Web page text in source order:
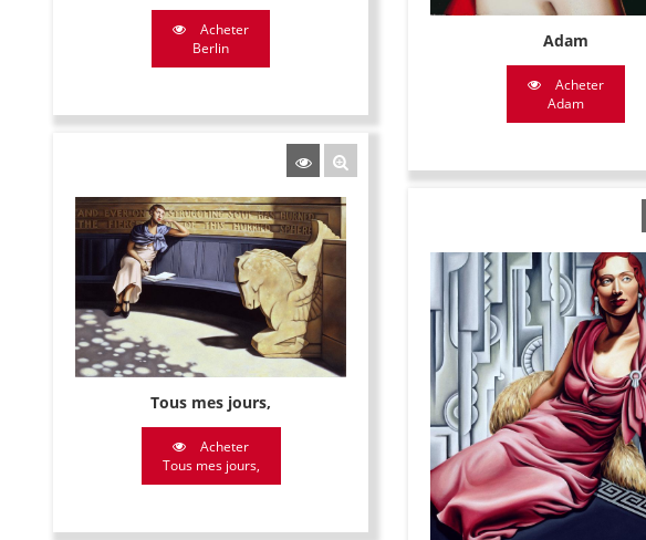
Acheter
Berlin
Adam
Acheter
Adam
Tous mes jours,
Acheter
Tous mes jours,